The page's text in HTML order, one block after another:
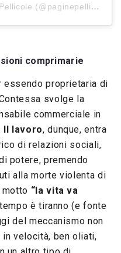
Un post condiviso da Pagine&Pellicole (@paginepellicole)
comprimarie
essendo proprietaria di
svolge la
commerciale in
Il lavoro, dunque, entra
di relazioni sociali,
potere, premendo
alla morte violenta di
motto “la vita va
è tiranno (e fonte
del meccanismo non
in velocità, ben oliati,